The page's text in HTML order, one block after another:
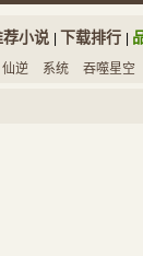
荐小说 下载排行
仙逆 系统 吞噬星空